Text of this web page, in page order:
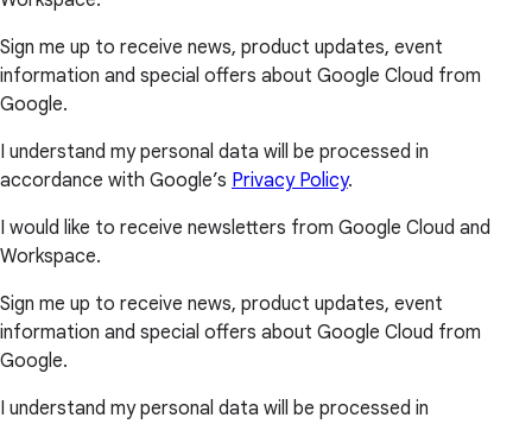
Sign me up to receive news, product updates, event
information and special offers about Google Cloud from
Google.
I understand my personal data will be processed in
accordance with Google’s Privacy Policy.
I would like to receive newsletters from Google Cloud and
Workspace.
Sign me up to receive news, product updates, event
information and special offers about Google Cloud from
Google.
I understand my personal data will be processed in